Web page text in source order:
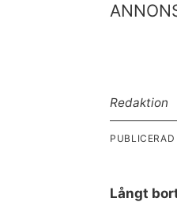
Redaktion
PUBLICERAD
Långt